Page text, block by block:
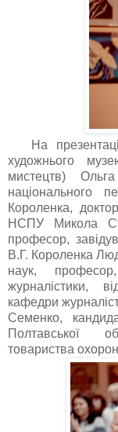
На
художнього
мистецтв)
національного
Короленка,
НСПУ Микола
професор,
В.Г. Короленка
наук,
журналістики,
кафедри
Семенко,
Полтавської
товариства